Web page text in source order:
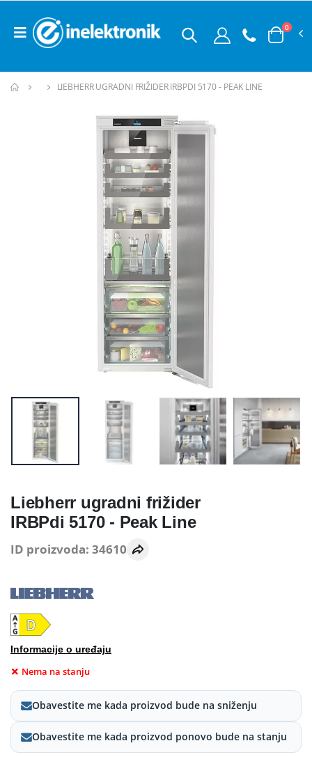
0
LIEBHERR UGRADNI FRIŽIDER IRBPDI 5170 - PEAK LINE
Liebherr ugradni frižider
IRBPdi 5170 - Peak Line
ID proizvoda: 34610
Informacije o uređaju
Nema na stanju
Obavestite me kada proizvod bude na sniženju
Obavestite me kada proizvod ponovo bude na stanju